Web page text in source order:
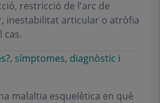
restricció de l'arc de
inestabilitat articular o atròfia
cas.
símptomes, diagnòstic i
malaltia esquelètica en què